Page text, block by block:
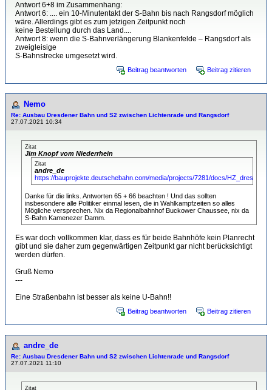
Antwort 6+8 im Zusammenhang:
Antwort 6: .... ein 10-Minutentakt der S-Bahn bis nach Rangsdorf möglich
wäre. Allerdings gibt es zum jetzigen Zeitpunkt noch
keine Bestellung durch das Land....
Antwort 8: wenn die S-Bahnverlängerung Blankenfelde – Rangsdorf als
zweigleisige
S-Bahnstrecke umgesetzt wird.
Beitrag beantworten Beitrag zitieren
Nemo
Re: Ausbau Dresdener Bahn und S2 zwischen Lichtenrade und Rangsdorf
27.07.2021 10:34
Zitat
Jim Knopf vom Niederrhein
Zitat
andre_de
https://bauprojekte.deutschebahn.com/media/projects/7281/docs/
Danke für die links. Antworten 65 + 66 beachten ! Und das sollten
insbesondere alle Politiker einmal lesen, die in Wahlkampfzeiten so alles
Mögliche versprechen. Nix da Regionalbahnhof Buckower Chaussee, nix da
S-Bahn Kamenezer Damm.
Es war doch vollkommen klar, dass es für beide Bahnhöfe kein Planrecht
gibt und sie daher zum gegenwärtigen Zeitpunkt gar nicht berücksichtigt
werden dürfen.
Gruß Nemo
---
Eine Straßenbahn ist besser als keine U-Bahn!!
Beitrag beantworten Beitrag zitieren
andre_de
Re: Ausbau Dresdener Bahn und S2 zwischen Lichtenrade und Rangsdorf
27.07.2021 11:10
Zitat